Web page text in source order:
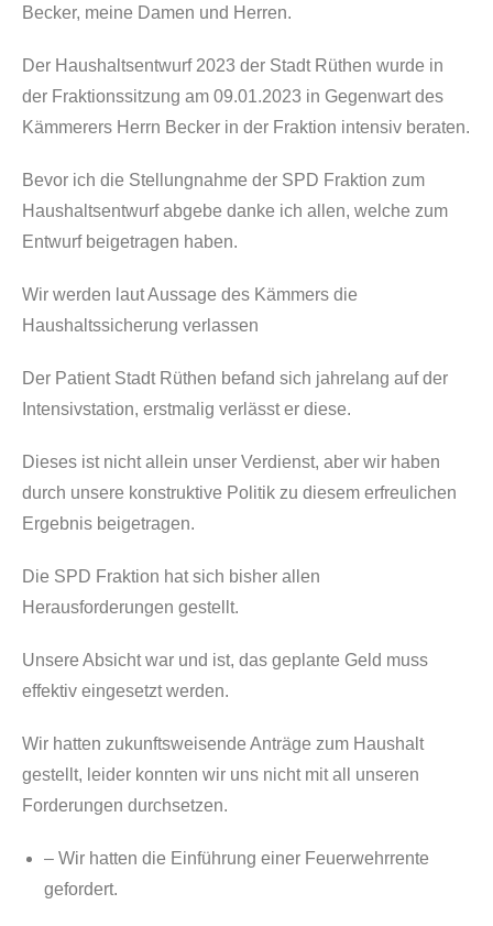
Becker, meine Damen und Herren.
Der Haushaltsentwurf 2023 der Stadt Rüthen wurde in
der Fraktionssitzung am 09.01.2023 in Gegenwart des
Kämmerers Herrn Becker in der Fraktion intensiv beraten.
Bevor ich die Stellungnahme der SPD Fraktion zum
Haushaltsentwurf abgebe danke ich allen, welche zum
Entwurf beigetragen haben.
Wir werden laut Aussage des Kämmers die
Haushaltssicherung verlassen
Der Patient Stadt Rüthen befand sich jahrelang auf der
Intensivstation, erstmalig verlässt er diese.
Dieses ist nicht allein unser Verdienst, aber wir haben
durch unsere konstruktive Politik zu diesem erfreulichen
Ergebnis beigetragen.
Die SPD Fraktion hat sich bisher allen
Herausforderungen gestellt.
Unsere Absicht war und ist, das geplante Geld muss
effektiv eingesetzt werden.
Wir hatten zukunftsweisende Anträge zum Haushalt
gestellt, leider konnten wir uns nicht mit all unseren
Forderungen durchsetzen.
– Wir hatten die Einführung einer Feuerwehrrente
gefordert.